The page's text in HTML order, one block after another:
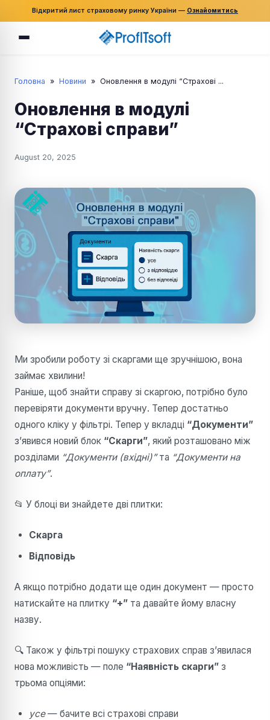
Відкритий лист страховому ринку України — Ознайомитись
Головна » Новини » Оновлення в модулі “Страхові ...
Оновлення в модулі
“Страхові справи”
August 20, 2025
Ми зробили роботу зі скаргами ще зручнішою, вона
займає хвилини!
Раніше, щоб знайти справу зі скаргою, потрібно було
перевіряти документи вручну. Тепер достатньо
одного кліку у фільтрі. Тепер у вкладці “Документи”
з’явився новий блок “Скарги”, який розташовано між
розділами “Документи (вхідні)”та “Документи на
оплату”.
📂 У блоці ви знайдете дві плитки:
Скарга
Відповідь
А якщо потрібно додати ще один документ — просто
натискайте на плитку “+” та давайте йому власну
назву.
🔍 Також у фільтрі пошуку страхових справ з’явилася
нова можливість — поле “Наявність скарги” з
трьома опціями:
усе— бачите всі страхові справи